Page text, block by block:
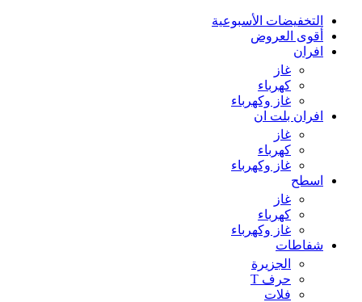
التخفيضات الأسبوعية
أقوى العروض
افران
غاز
كهرباء
غاز وكهرباء
افران بلت ان
غاز
كهرباء
غاز وكهرباء
اسطح
غاز
كهرباء
غاز وكهرباء
شفاطات
الجزيرة
حرف T
فلات